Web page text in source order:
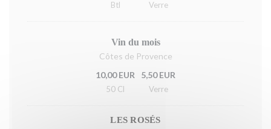
Btl Verre
Vin du mois
Côtes de Provence
10,00 EUR
50 Cl
5,50 EUR
Verre
LES ROSÉS